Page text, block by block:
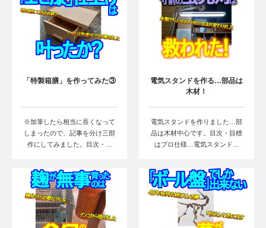
「特製箱膳」を作ってみた③
※加筆したら相当に長くなって
しまったので、記事を分け三部
作にしてみました。目次・…
電気スタンドを作る…部品は
木材！
電気スタンドを作りました…部
品は木材中心です。目次・目標
はプロ仕様…電気スタンド…